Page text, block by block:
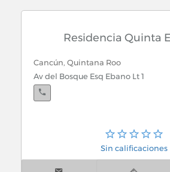
Residencia Quinta
Cancún, Quintana Roo
Av del Bosque Esq Ebano Lt 1
Sin calificaciones